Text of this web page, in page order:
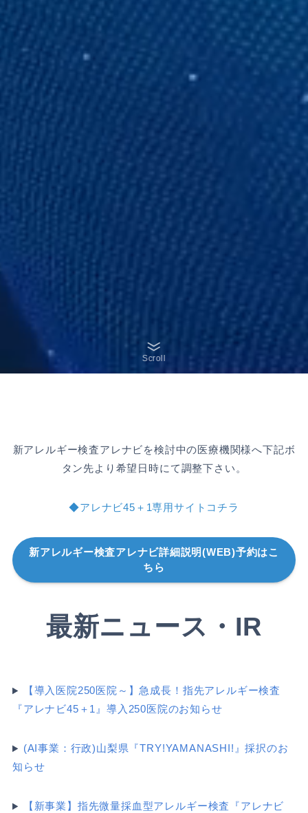
Scroll
新アレルギー検査アレナビを検討中の医療機関様へ下記ボ
タン先より希望日時にて調整下さい。
◆アレナビ45＋1専用サイトコチラ
新アレルギー検査アレナビ詳細説明(WEB)予約はこ
ちら
最新ニュース・IR
【導入医院250医院～】急成長！指先アレルギー検査
『アレナビ45＋1』導入250医院のお知らせ
(AI事業：行政)山梨県『TRY!YAMANASHI!』採択のお
知らせ
【新事業】指先微量採血型アレルギー検査『アレナビ